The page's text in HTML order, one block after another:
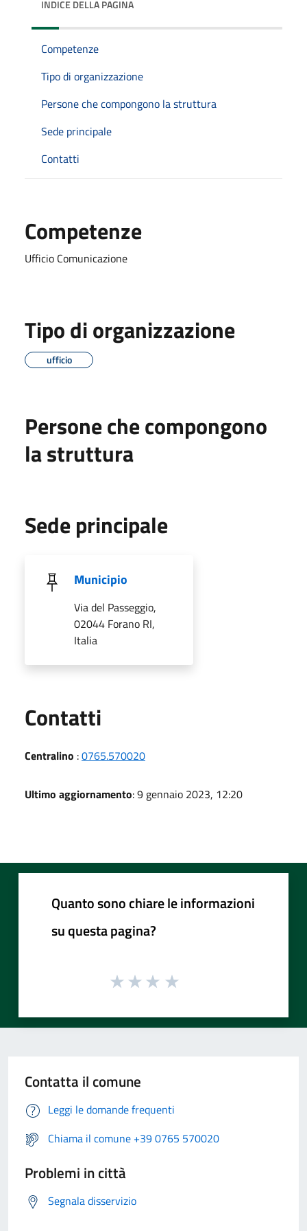
INDICE DELLA PAGINA
Competenze
Tipo di organizzazione
Persone che compongono la struttura
Sede principale
Contatti
Competenze
Ufficio Comunicazione
Tipo di organizzazione
ufficio
Persone che compongono
la struttura
Sede principale
Municipio
Via del Passeggio,
02044 Forano RI,
Italia
Contatti
Centralino :0765.570020
Ultimo aggiornamento: 9 gennaio 2023, 12:20
Quanto sono chiare le informazioni
su questa pagina?
Contatta il comune
Leggi le domande frequenti
Chiama il comune +39 0765 570020
Problemi in città
Segnala disservizio